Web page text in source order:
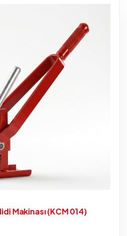
Makinası (KCM 014)